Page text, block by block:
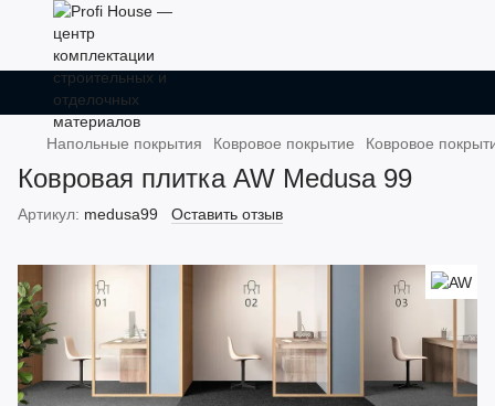
Напольные покрытия Ковровое покрытие Ковровое
Ковровая плитка AW Medusa 99
Артикул: medusa99 Оставить отзыв